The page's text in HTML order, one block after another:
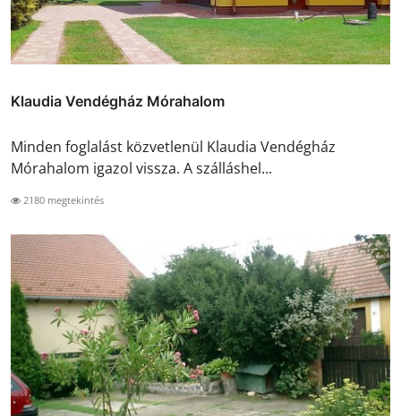
Klaudia Vendégház Mórahalom
Minden foglalást közvetlenül Klaudia Vendégház
Mórahalom igazol vissza. A szálláshel...
2180 megtekintés